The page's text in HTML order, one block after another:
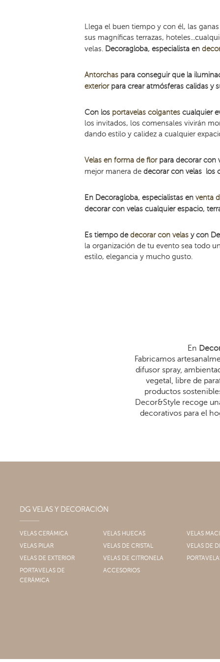
Llega el buen tiempo y con él, las
sus magníficas terrazas,
velas. Decoragloba, especialista en
Antorchaspara conseguir que la
exteriorpara crear atmósferas calidas y
Con los portavelas colgantescualquier
los invitados, los comensales vivirán
dando estilo y calidez a cualquier
Velas en forma de florpara decorar con
mejor manera de decorar con velas los
En Decoragloba, especialistas en venta
decorar con velas cualquier espacio,
Es tiempo dedecorar con velasy con
la organización de tu evento sea todo
estilo, elegancia y mucho gusto.
En
Fabricamos
difusor spray,
vegetal, libre de
productos
Decor&Style recoge
decorativos para el
DG VELAS Y DECORACIÓN
VELAS CERÁMICA VELAS HUECAS
VELAS
VELAS PILAR
VELAS DE CRISTAL
VELAS DE
VELAS DE EXTERIOR
VELAS DE CITRONELA
PORTAVELAS DE
CERÁMICA
ACCESORIOS